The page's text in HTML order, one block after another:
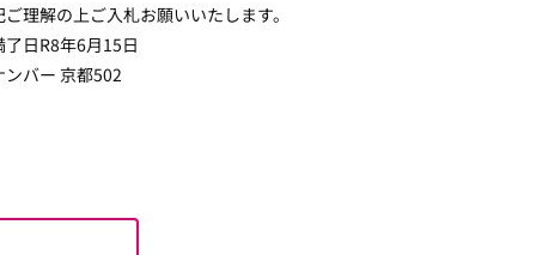
理解の上ご入札お願いいたします。
了日R8年6月15日
ンバー 京都502